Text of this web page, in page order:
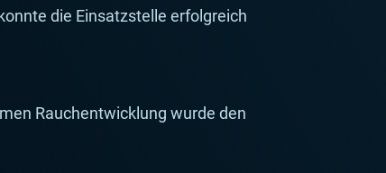
die Einsatzstelle erfolgreich
Rauchentwicklung wurde den